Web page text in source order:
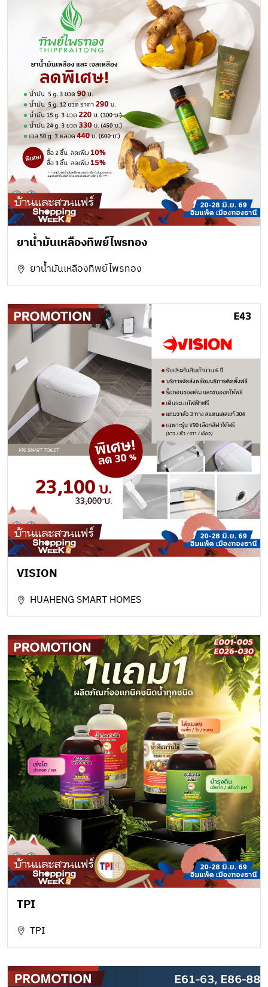
ยาน้ำมันเหลืองทิพย์ไพรทอง
ยาน้ำมันเหลืองทิพย์ไพรทอง
VISION
HUAHENG SMART HOMES
TPI
TPI